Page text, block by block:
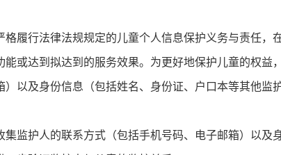
履行法律法规规定的儿童个人信息保护义务与责任，
或达到拟达到的服务效果。为更好地保护儿童的权益
以及身份信息（包括姓名、身份证、户口本等其他监
监护人的联系方式（包括手机号码、电子邮箱）以及